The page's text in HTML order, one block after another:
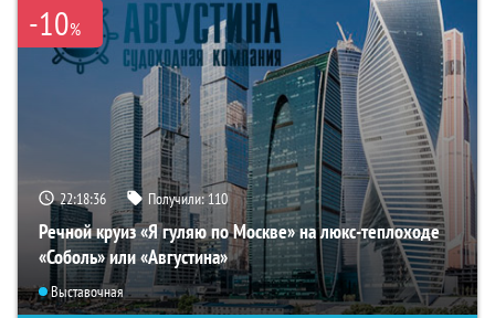
-10%
22:18:35 Получили:110
Речной круиз «Я гуляю по Москве» на люкс-теплоходе
«Соболь» или «Августина»
Выставочная